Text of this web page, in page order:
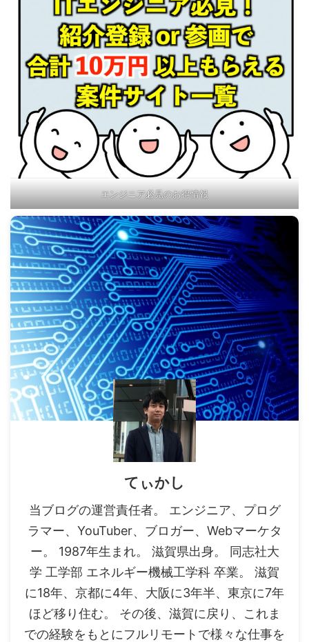
エンジニア必見のお得情報
てぃかし
当ブログの運営責任者。 エンジニア、プログ
ラマー、YouTuber、ブロガー、Webマーケタ
ー。 1987年生まれ。 滋賀県出身。 同志社大
学 工学部 エネルギー機械工学科 卒業。 滋賀
に18年、京都に4年、大阪に3年半、東京に7年
ほど移り住む。 その後、滋賀に戻り、これま
での経験をもとにフルリモートで様々な仕事を